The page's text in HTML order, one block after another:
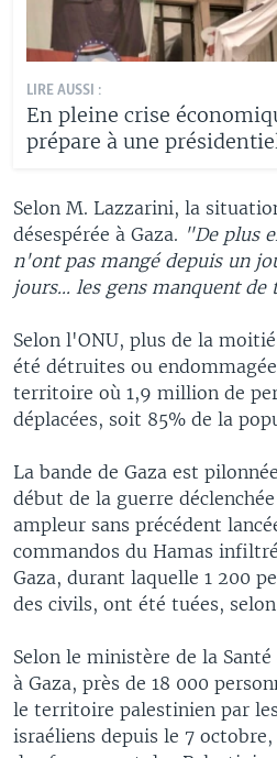
LIRE AUSSI :
En pleine crise
prépare à une
Selon M. Lazzarini, la
désespérée à Gaza. "De plus
n'ont pas mangé depuis un
jours... les gens manquent de
Selon l'ONU, plus de la
été détruites ou
territoire où 1,9 million de
déplacées, soit 85% de la
La bande de Gaza est
début de la guerre
ampleur sans précédent
commandos du Hamas
Gaza, durant laquelle 1 200
des civils, ont été tuées,
Selon le ministère de la
à Gaza, près de 18 000
le territoire palestinien par
israéliens depuis le 7